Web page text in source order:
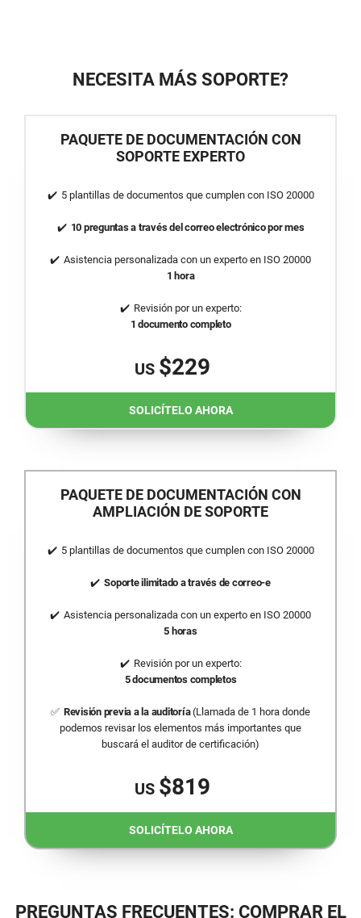
NECESITA MÁS SOPORTE?
PAQUETE DE DOCUMENTACIÓN CON
SOPORTE EXPERTO
5 plantillas de documentos que cumplen con ISO 20000
10 preguntas a través del correo electrónico por mes
Asistencia personalizada con un experto en ISO 20000
1 hora
Revisión por un experto:
1 documento completo
US $229
SOLICÍTELO AHORA
PAQUETE DE DOCUMENTACIÓN CON
AMPLIACIÓN DE SOPORTE
5 plantillas de documentos que cumplen con ISO 20000
Soporte ilimitado a través de correo-e
Asistencia personalizada con un experto en ISO 20000
5 horas
Revisión por un experto:
5 documentos completos
Revisión previa a la auditoría(Llamada de 1 hora donde
podemos revisar los elementos más importantes que
buscará el auditor de certificación)
US $819
SOLICÍTELO AHORA
PREGUNTAS FRECUENTES: COMPRAR EL